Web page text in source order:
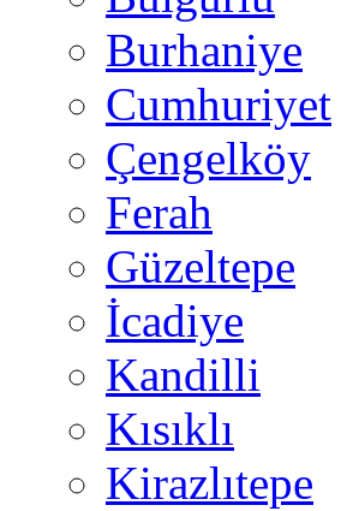
Burhaniye
Cumhuriyet
Çengelköy
Ferah
Güzeltepe
İcadiye
Kandilli
Kısıklı
Kirazlıtepe